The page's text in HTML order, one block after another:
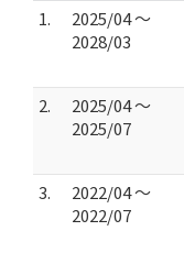
1.
2025/04 ～
2028/03
2.
2025/04 ～
2025/07
3.
2022/04 ～
2022/07